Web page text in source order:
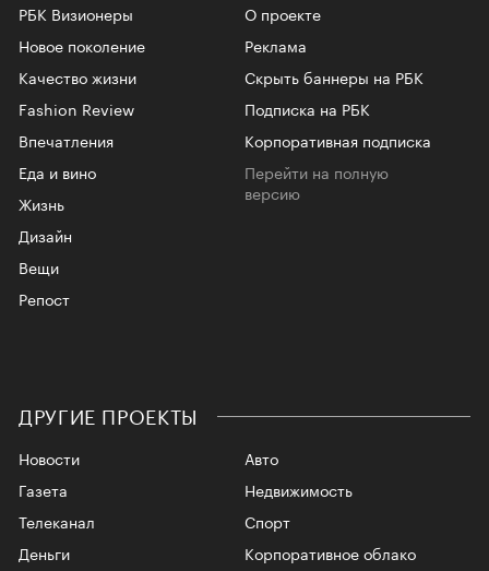
РБК Визионеры
Новое поколение
Качество жизни
Fashion Review
Впечатления
Еда и вино
Жизнь
Дизайн
Вещи
Репост
О проекте
Реклама
Скрыть баннеры на РБК
Подписка на РБК
Корпоративная подписка
Перейти на полную
версию
ДРУГИЕ ПРОЕКТЫ
Новости
Газета
Телеканал
Авто
Недвижимость
Спорт
Корпоративное облако
Деньги